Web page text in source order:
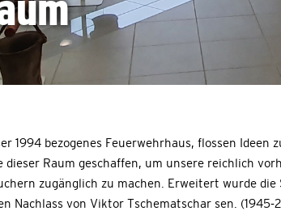
1994 bezogenes Feuerwehrhaus, flossen Ideen
dieser Raum geschaffen, um unsere reichlich
zugänglich zu machen. Erweitert wurde die
Nachlass von Viktor Tschematschar sen.